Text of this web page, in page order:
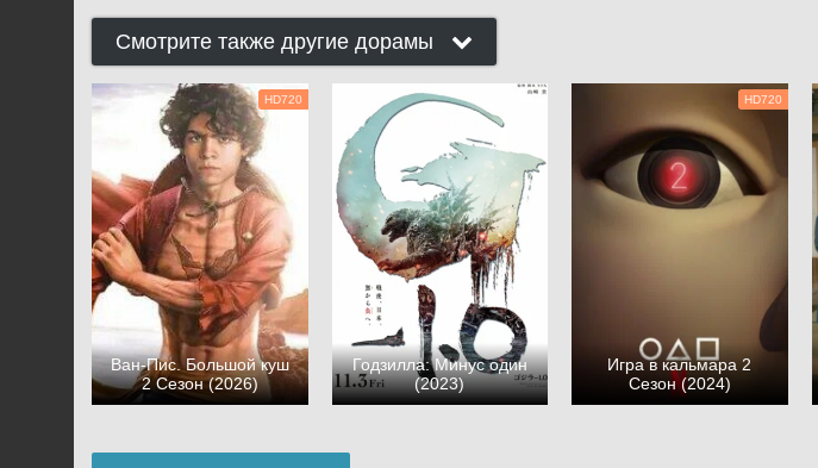
Смотрите также другие дорамы
HD720
Ван-Пис. Большой куш
2 Сезон (2026)
Годзилла: Минус один
(2023)
HD720
Игра в кальмара 2
Сезон (2024)